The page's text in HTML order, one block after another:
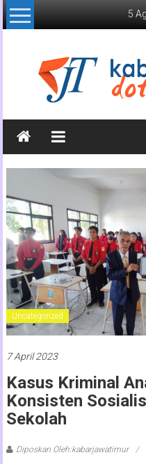
Lompat
ke
5
Kabar
Jawa
Timur
Media
Online
Jawa
Timur
Uncategorized
7 April 2023
Kasus Kriminal
Konsisten
Sekolah
Diposkan Oleh:kabarjawatimur